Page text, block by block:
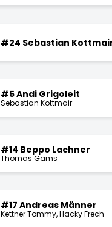
#24 Sebastian
#5 Andi Grigoleit
Sebastian Kottmair
#14 Beppo Lachner
Thomas Gams
#17 Andreas Männer
Kettner Tommy Hacky Frech